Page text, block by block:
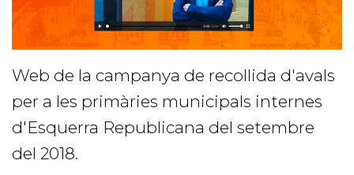
Web de la campanya de recollida d'avals
per a les primàries municipals internes
d'Esquerra Republicana del setembre
del 2018.